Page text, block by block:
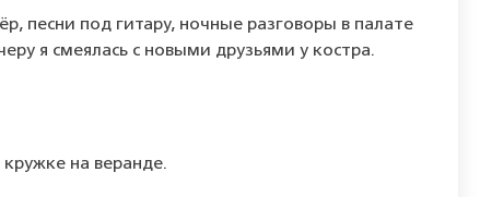
песни под гитару, ночные разговоры в палате
я смеялась с новыми друзьями у костра.
кружке на веранде.